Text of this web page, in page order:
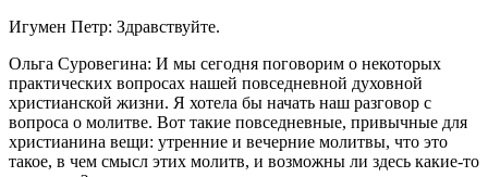
Игумен Петр: Здравствуйте.
Ольга Суровегина: И мы сегодня поговорим о некоторых
практических вопросах нашей повседневной духовной
христианской жизни. Я хотела бы начать наш разговор с
вопроса о молитве. Вот такие повседневные, привычные для
христианина вещи: утренние и вечерние молитвы, что это
такое, в чем смысл этих молитв, и возможны ли здесь какие-то